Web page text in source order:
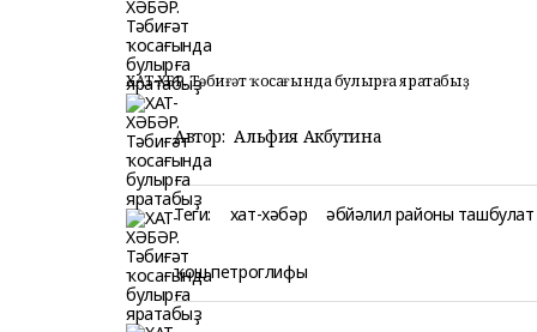
ХАТ-ХӘБӘР. Тәбиғәт ҡосағында булырға яратабыҙ
Автор: Альфия Акбутина
Теги: хат-хәбәр әбйәлил районы ташбулат
ҡош петроглифы